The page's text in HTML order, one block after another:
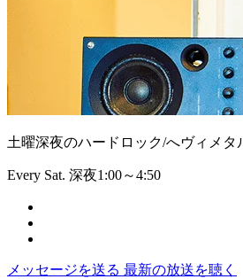
土曜深夜のハードロック/へヴィメタ
Every Sat. 深夜1:00～4:50
メッセージを送る 最新の放送を聴く